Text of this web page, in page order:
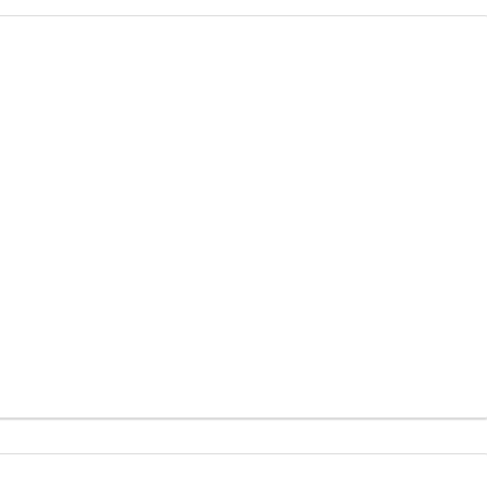
garage. A l'étage un lumineux salon avec insert s'ouvre sur
le tout. Avec ses dépendances et son potentiel
aménageables offrent un potentiel d'extension et la toiture